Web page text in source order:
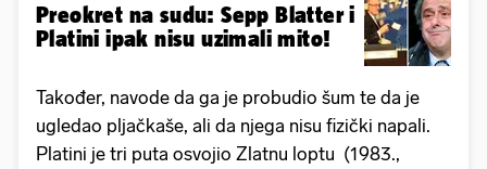
Preokret na sudu: Sepp Blatter i
Platini ipak nisu uzimali mito!
Također, navode da ga je probudio šum te da je
ugledao pljačkaše, ali da njega nisu fizički napali.
Platini je tri puta osvojio Zlatnu loptu (1983.,